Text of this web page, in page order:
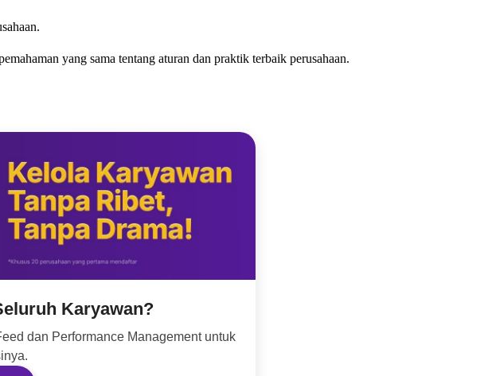
yang sama tentang aturan dan praktik terbaik perusahaan.
Karyawan?
dan Performance Management untuk